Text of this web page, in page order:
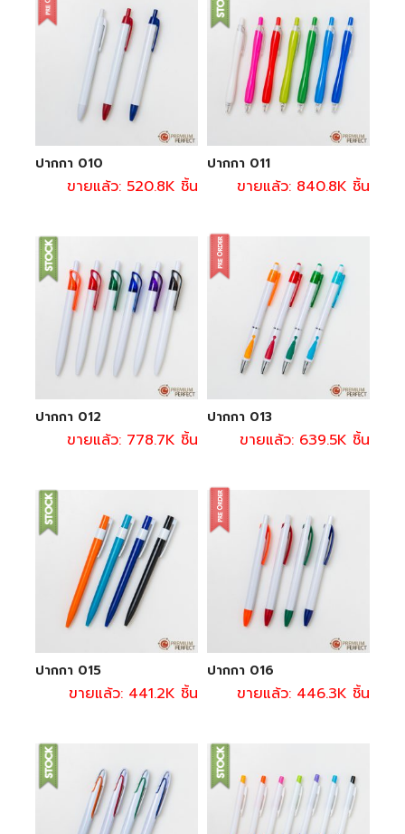
ปากกา 010
ขายแล้ว: 520.8K ชิ้น
ปากกา 011
ขายแล้ว: 840.8K ชิ้น
ปากกา 012
ขายแล้ว: 778.7K ชิ้น
ปากกา 013
ขายแล้ว: 639.5K ชิ้น
ปากกา 015
ขายแล้ว: 441.2K ชิ้น
ปากกา 016
ขายแล้ว: 446.3K ชิ้น